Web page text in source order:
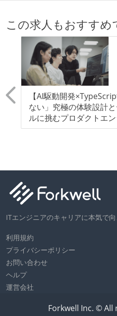
この求人もおすすめ
【AI駆動開発
ない」究極の体験設計
ルに挑むプロダクトエ
ITエンジニアのキャリアに本気で
利用規約
プライバシーポリシー
お問い合わせ
ヘルプ
運営会社
Forkwell Inc. ©